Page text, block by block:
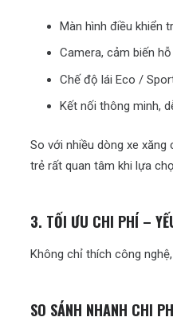
Màn hình điều khiển
Camera, cảm biến
Chế độ lái Eco /
Kết nối thông minh,
So với nhiều dòng xe xăng
trẻ rất quan tâm khi lựa
3. TỐI ƯU CHI PHÍ –
Không chỉ thích công
SO SÁNH NHANH CHI